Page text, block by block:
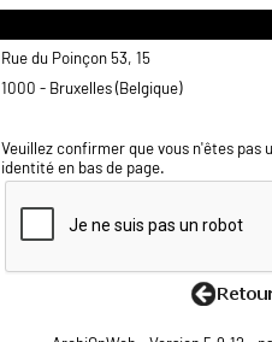
Rue du Poinçon 53, 15
1000 - Bruxelles (Belgique)
Veuillez confirmer que vous n'êtes pas
identité en bas de page.